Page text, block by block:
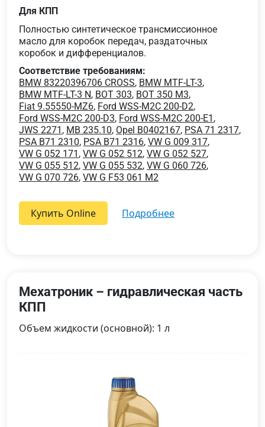
Для КПП
Полностью синтетическое трансмиссионное
масло для коробок передач, раздаточных
коробок и дифференциалов.
Соответствие требованиям:
BMW 83220396706 CROSS, BMW MTF-LT-3,
BMW MTF-LT-3 N, BOT 303, BOT 350 M3,
Fiat 9.55550-MZ6, Ford WSS-M2C 200-D2,
Ford WSS-M2C 200-D3, Ford WSS-M2C 200-E1 ,
JWS 2271 , MB 235.10, Opel B0402167, PSA 71 2317,
PSA B71 2310, PSA B71 2316, VW G 009 317,
VW G 052 171 , VW G 052 512, VW G 052 527,
VW G 055 512, VW G 055 532, VW G 060 726,
VW G 070 726, VW G F53 061 M2
Купить Online подробнее
Мехатроник – гидравлическая часть
КПП
Объем жидкости (основной): 1 л